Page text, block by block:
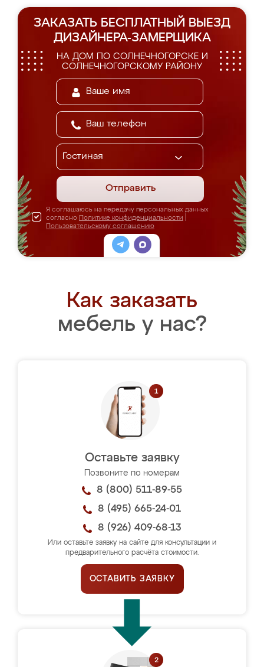
ЗАКАЗАТЬ БЕСПЛАТНЫЙ ВЫЕЗД
ДИЗАЙНЕРА-ЗАМЕРЩИКА
НА ДОМ ПО СОЛНЕЧНОГОРСКЕ И
СОЛНЕЧНОГОРСКОМУ РАЙОНУ
Отправить
Я соглашаюсь на передачу персональных данных
согласно Политике конфиденциальности
Пользовательскому соглашению
Как заказать
мебель у нас?
Оставьте заявку
Позвоните по номерам
8 (800) 511-89-55
8 (495) 665-24-01
8 (926) 409-68-13
Или оставьте заявку на сайте для консультации и
предварительного расчёта стоимости.
ОСТАВИТЬ ЗАЯВКУ